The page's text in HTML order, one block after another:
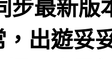
步最新版
出遊妥